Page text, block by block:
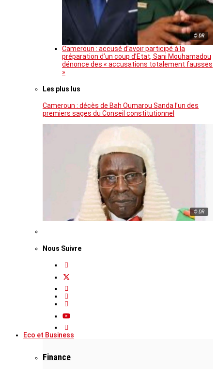
© DR
Cameroun : accusé d’avoir participé à la
préparation d’un coup d’Etat, Sani Mouhamadou
dénonce des « accusations totalement fausses
»
Les plus lus
Cameroun : décès de Bah Oumarou Sanda l’un des
premiers sages du Conseil constitutionnel
© DR
Nous Suivre
Eco et Business
Finance